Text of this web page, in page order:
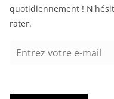
quotidiennement !
rater.
r